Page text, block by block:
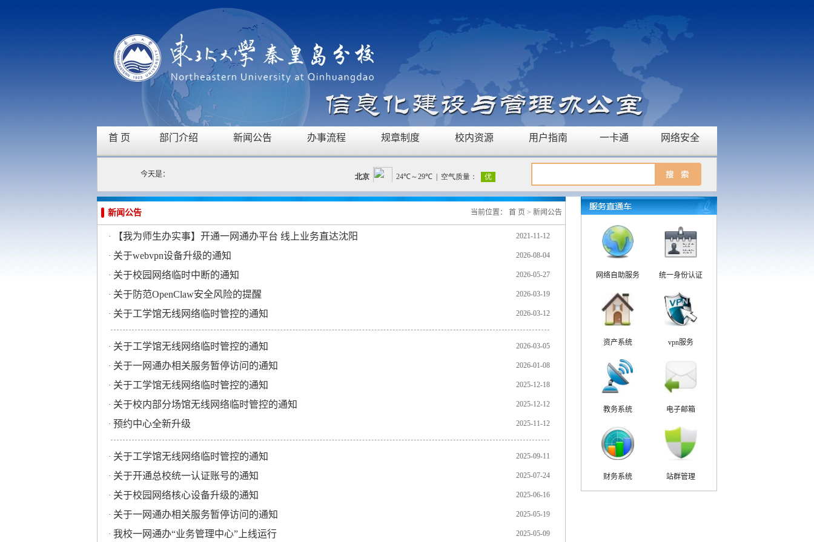
首 页 部门介绍 新闻公告 办事流程 规章制度 校内资源 用户指南 一卡通 网络安全
今天是：
新闻公告 当前位置： 首 页 > 新闻公告
· 【我为师生办实事】开通一网通办平台 线上业务直达沈阳 2021-11-12
· 关于webvpn设备升级的通知 2026-08-04
· 关于校园网络临时中断的通知 2026-05-27
· 关于防范OpenClaw安全风险的提醒 2026-03-19
· 关于工学馆无线网络临时管控的通知 2026-03-12
· 关于工学馆无线网络临时管控的通知 2026-03-05
· 关于一网通办相关服务暂停访问的通知 2026-01-08
· 关于工学馆无线网络临时管控的通知 2025-12-18
· 关于校内部分场馆无线网络临时管控的通知 2025-12-12
· 预约中心全新升级 2025-11-12
· 关于工学馆无线网络临时管控的通知 2025-09-11
· 关于开通总校统一认证账号的通知 2025-07-24
· 关于校园网络核心设备升级的通知 2025-06-16
· 关于一网通办相关服务暂停访问的通知 2025-05-19
· 我校一网通办“业务管理中心”上线运行 2025-05-09
网络自助服务 统一身份认证
资产系统 vpn服务
教务系统 电子邮箱
财务系统 站群管理